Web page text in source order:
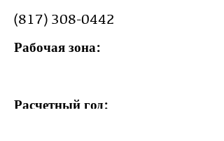
(817) 308-0442
Рабочая зона:
Расчетный год: